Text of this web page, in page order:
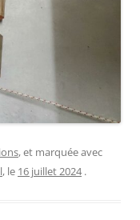
, et marquée avec
, le 16 juillet 2024 .